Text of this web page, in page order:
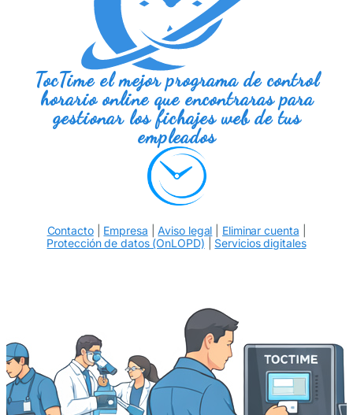
TocTime el mejor programa de control
horario online que encontraras para
gestionar los fichajes web de tus
empleados
Contacto| Empresa |Aviso legal Eliminar cuenta
Protección de datos (OnLOPD)
Servicios digitales